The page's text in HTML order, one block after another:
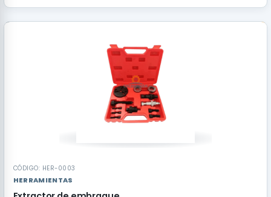
CÓDIGO: HER-0003
HERRAMIENTAS